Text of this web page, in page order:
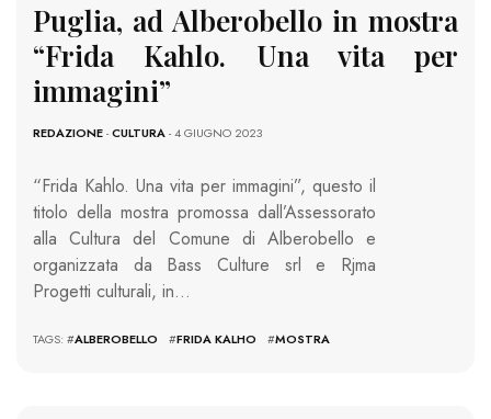
Puglia, ad Alberobello in mostra
“Frida Kahlo. Una vita per
immagini”
REDAZIONE-CULTURA- 4 GIUGNO 2023
“Frida Kahlo. Una vita per immagini”, questo il
titolo della mostra promossa dall’Assessorato
alla Cultura del Comune di Alberobello e
organizzata da Bass Culture srl e Rjma
Progetti culturali, in…
TAGS: #ALBEROBELLO #FRIDA KALHO #MOSTRA